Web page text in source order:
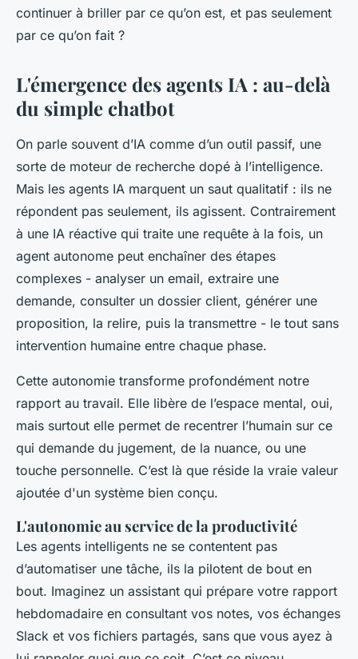
continuer à briller par ce qu’on est, et pas seulement
par ce qu’on fait ?
L'émergence des agents IA : au-delà
du simple chatbot
On parle souvent d’IA comme d’un outil passif, une
sorte de moteur de recherche dopé à l’intelligence.
Mais les agents IA marquent un saut qualitatif : ils ne
répondent pas seulement, ils agissent. Contrairement
à une IA réactive qui traite une requête à la fois, un
agent autonome peut enchaîner des étapes
complexes - analyser un email, extraire une
demande, consulter un dossier client, générer une
proposition, la relire, puis la transmettre - le tout sans
intervention humaine entre chaque phase.
Cette autonomie transforme profondément notre
rapport au travail. Elle libère de l’espace mental, oui,
mais surtout elle permet de recentrer l’humain sur ce
qui demande du jugement, de la nuance, ou une
touche personnelle. C’est là que réside la vraie valeur
ajoutée d'un système bien conçu.
L'autonomie au service de la productivité
Les agents intelligents ne se contentent pas
d’automatiser une tâche, ils la pilotent de bout en
bout. Imaginez un assistant qui prépare votre rapport
hebdomadaire en consultant vos notes, vos échanges
Slack et vos fichiers partagés, sans que vous ayez à